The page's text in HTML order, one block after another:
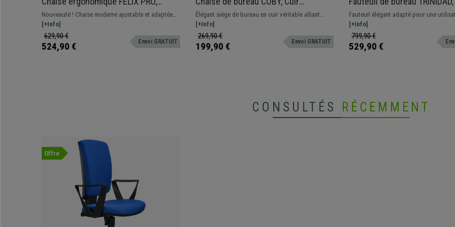
Support Lombaire Ajustable, Adapté
utilisation 8h, Noir
Nouveauté ! Chaise moderne ajustable et adaptée
pour une utilisation intensive. Disponible avec ou
sans appui-tête, différentes couleurs
[+Info]
629,90 €
524,90 € Envoi GRATUIT
Authentique, Piètement métallique,
Noir
Élégant siège de bureau en cuir véritable alliant
confort, design et matériaux haut de gamme.
[+Info]
269,90 €
199,90 € Envoi GRATUIT
rembourrage et ergonomie,
Piétement en métal, Cuir , Noir
Fauteuil élégant adapté pour une
intensive allant jusqu'à 8h. Revêtement
authentique, avec piétement en métal et
avec bandage en caoutchouc.
[+Info]
799,90 €
529,90 €
CONSULTÉS RÉCEMMENT
Offre